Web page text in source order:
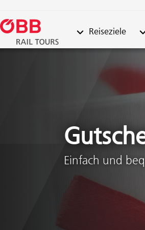
Untermenü von
Reiseziele
Einfach und